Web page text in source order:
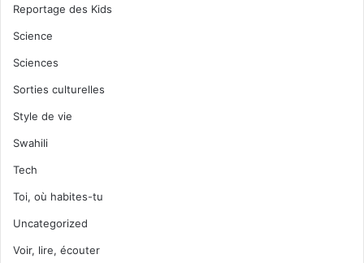
Reportage des Kids
Science
Sciences
Sorties culturelles
Style de vie
Swahili
Tech
Toi, où habites-tu
Uncategorized
Voir, lire, écouter